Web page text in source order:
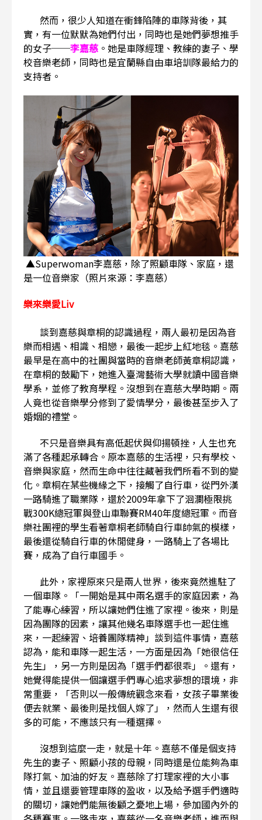
然而，很少人知道在衝鋒陷陣的車隊背後，其
實，有一位默默為她們付出，同時也是她們夢想推手
的女子──李嘉慈 。她是車隊經理、教練的妻子、學
校音樂老師，同時也是宜蘭縣自由車培訓隊最給力的
支持者。
▲Superwoman李嘉慈，除了照顧車隊、家庭，還
是一位音樂家（照片來源：李嘉慈）
樂來樂愛Liv
談到嘉慈與章桐的認識過程，兩人最初是因為音
樂而相遇、相識、相戀，最後一起步上紅地毯。嘉慈
最早是在高中的社團與當時的音樂老師黃章桐認識，
在章桐的鼓勵下，她進入臺灣藝術大學就讀中國音樂
學系，並修了教育學程。沒想到在嘉慈大學時期。兩
人竟也從音樂學分修到了愛情學分，最後甚至步入了
婚姻的禮堂。
不只是音樂具有高低起伏與仰揚頓挫，人生也充
滿了各種起承轉合。原本嘉慈的生活裡，只有學校、
音樂與家庭，然而生命中往往藏著我們所看不到的變
化。章桐在某些機緣之下，接觸了自行車，從門外漢
一路騎進了職業隊，還於2009年拿下了洄瀾極限挑
戰300K總冠軍與登山車聯賽RM40年度總冠軍。而音
樂社團裡的學生看著章桐老師騎自行車帥氣的模樣，
最後還從騎自行車的休閒健身，一路騎上了各場比
賽，成為了自行車國手。
此外，家裡原來只是兩人世界，後來竟然進駐了
一個車隊。「一開始是其中兩名選手的家庭因素，為
了能專心練習，所以讓她們住進了家裡。後來，則是
因為團隊的因素，讓其他幾名車隊選手也一起住進
來，一起練習、培養團隊精神」談到這件事情，嘉慈
認為，能和車隊一起生活，一方面是因為「她很信任
先生」，另一方則是因為「選手們都很乖」。還有，
她覺得能提供一個讓選手們專心追求夢想的環境，非
常重要，「否則以一般傳統觀念來看，女孩子畢業後
便去就業、最後則是找個人嫁了」，然而人生還有很
多的可能，不應該只有一種選擇。
沒想到這麼一走，就是十年。嘉慈不僅是個支持
先生的妻子、照顧小孩的母親，同時還是位能夠為車
隊打氣、加油的好友。嘉慈除了打理家裡的大小事
情，並且還要管理車隊的盈收，以及給予選手們適時
的關切，讓她們能無後顧之憂地上場，參加國內外的